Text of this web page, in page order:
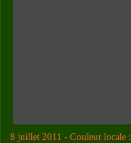
8 juillet 2011 - Couleur locale :